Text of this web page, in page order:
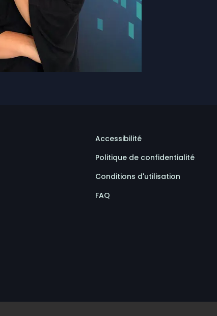
Accessibilité
Politique de confidentialité
Conditions d'utilisation
FAQ